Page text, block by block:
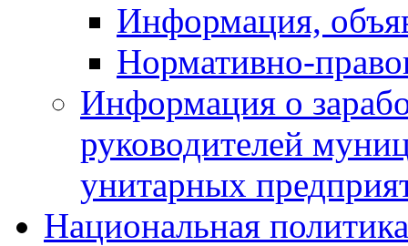
Информация,
Нормативно-
Информация о
руководителей
унитарных
Национальная политика